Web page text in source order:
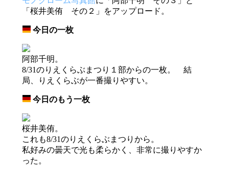
「桜井美侑 その２」をアップロード。
今日の一枚
阿部千明。
8/31のりえくらぶまつり１部からの一枚。 結
局、りえくらぶが一番撮りやすい。
今日のもう一枚
桜井美侑。
これも8/31のりえくらぶまつりから。
私好みの曇天で光も柔らかく、非常に撮りやすか
った。